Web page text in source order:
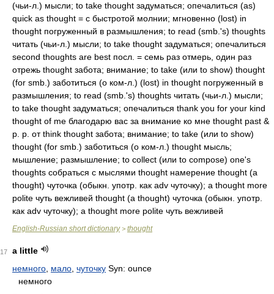
(чьи-л.) мысли; to take thought задуматься; опечалиться (as)
quick as thought = с быстротой молнии; мгновенно (lost) in
thought погруженный в размышления; to read (smb.'s) thoughts
читать (чьи-л.) мысли; to take thought задуматься; опечалиться
second thoughts are best посл. = семь раз отмерь, один раз
отрежь thought забота; внимание; to take (или to show) thought
(for smb.) заботиться (о ком-л.) (lost) in thought погруженный в
размышления; to read (smb.'s) thoughts читать (чьи-л.) мысли;
to take thought задуматься; опечалиться thank you for your kind
thought of me благодарю вас за внимание ко мне thought past &
p. p. от think thought забота; внимание; to take (или to show)
thought (for smb.) заботиться (о ком-л.) thought мысль;
мышление; размышление; to collect (или to compose) one's
thoughts собраться с мыслями thought намерение thought (а
thought) чуточка (обыкн. употр. как adv чуточку); a thought more
polite чуть вежливей thought (а thought) чуточка (обыкн. употр.
как adv чуточку); a thought more polite чуть вежливей
English-Russian short dictionary> thought
17
a little
немного мало чуточку Syn: ounce
немного